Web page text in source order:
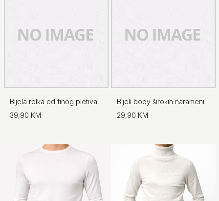
Bijela rolka od finog pletiva
39,90 KM
Bijeli body širokih naramenica - No.97
29,90 KM